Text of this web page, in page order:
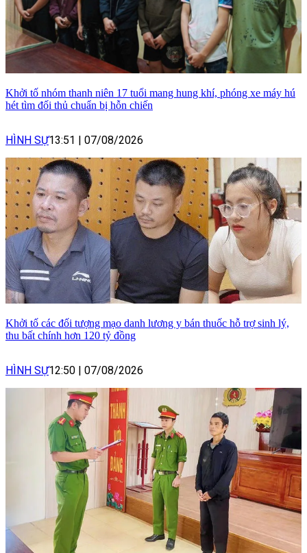
Khởi tố nhóm thanh niên 17 tuổi mang hung khí, phóng xe máy hú
hét tìm đối thủ chuẩn bị hỗn chiến
HÌNH SỰ13:51 07/08/2026
Khởi tố các đối tượng mạo danh lương y bán thuốc hỗ trợ sinh lý,
thu bất chính hơn 120 tỷ đồng
HÌNH SỰ12:50 | 07/08/2026